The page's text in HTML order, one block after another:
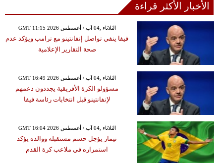
الأخبار الأكثر قراءة
GMT 11:15 2026 الثلاثاء ,04 آب / أغسطس
فيفا ينفي تواصل إنفانتينو مع ترامب ويؤكد عدم
صحة التقارير الإعلامية
GMT 16:49 2026 الثلاثاء ,04 آب / أغسطس
مسؤولو الكرة الأفريقية يجددون دعمهم
لإنفانتينو قبل انتخابات رئاسة فيفا
GMT 16:04 2026 الثلاثاء ,04 آب / أغسطس
نيمار يؤجل حسم مستقبله ووالده يؤكد
استمراره في ملاعب كرة القدم